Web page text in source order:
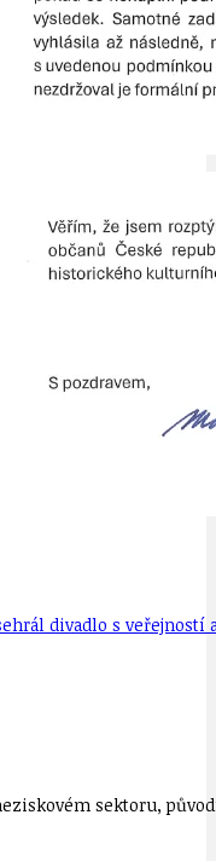
divadlo s
sektoru,